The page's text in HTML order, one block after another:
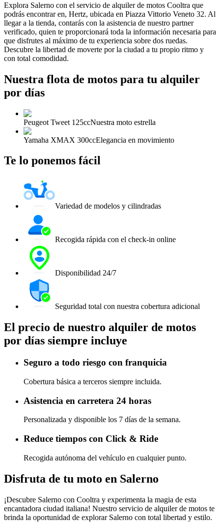
Explora Salerno con el servicio de alquiler de motos Cooltra que
podrás encontrar en, Hertz, ubicada en Piazza Vittorio Veneto 32. Al
llegar a la tienda, contarás con la asistencia de nuestro partner
verificado, quien te proporcionará toda la información necesaria para
que disfrutes al máximo de tu experiencia sobre dos ruedas.
Descubre la libertad de moverte por la ciudad a tu propio ritmo y
con total comodidad.
Nuestra flota de motos para tu alquiler
por días
Peugeot Tweet 125ccNuestra moto estrella
Yamaha XMAX 300ccElegancia en movimiento
Te lo ponemos fácil
Variedad de modelos y cilindradas
Recogida rápida con el check-in online
Disponibilidad 24/7
Seguridad total con nuestra cobertura adicional
El precio de nuestro alquiler de motos
por días siempre incluye
Seguro a todo riesgo con franquicia
Cobertura básica a terceros siempre incluida.
Asistencia en carretera 24 horas
Personalizada y disponible los 7 días de la semana.
Reduce tiempos con Click & Ride
Recogida autónoma del vehículo en cualquier punto.
Disfruta de tu moto en Salerno
¡Descubre Salerno con Cooltra y experimenta la magia de esta
encantadora ciudad italiana! Nuestro servicio de alquiler de motos te
brinda la oportunidad de explorar Salerno con total libertad y estilo.